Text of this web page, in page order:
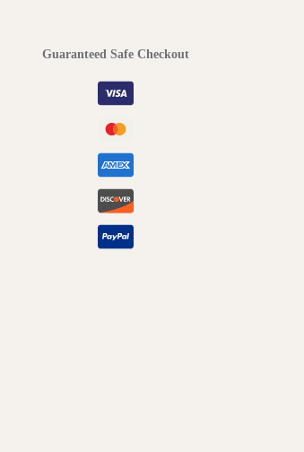
Guaranteed Safe Checkout